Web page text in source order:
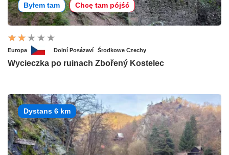
Byłem tam Chcę tam pójść
Europa Dolní Posázaví Środkowe Czechy
Wycieczka po ruinach Zbořený Kostelec
Dystans 6 km